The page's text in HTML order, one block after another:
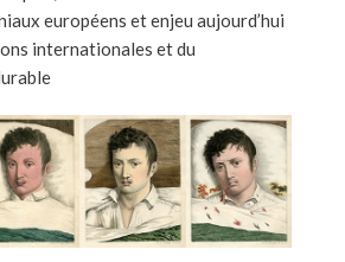
européens et enjeu aujourd’hui
internationales et du